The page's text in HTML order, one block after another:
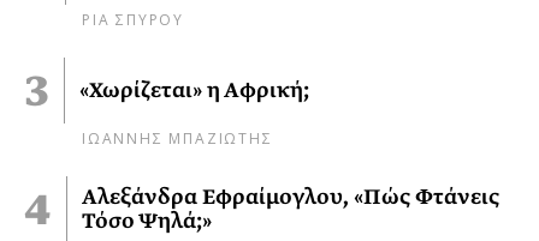
ΡΙΑ ΣΠΥΡΟΥ
«Χωρίζεται» η Αφρική;
ΙΩΑΝΝΗΣ ΜΠΑΖΙΩΤΗΣ
Αλεξάνδρα Εφραίμογλου, «Πώς Φτάνεις
Τόσο Ψηλά;»